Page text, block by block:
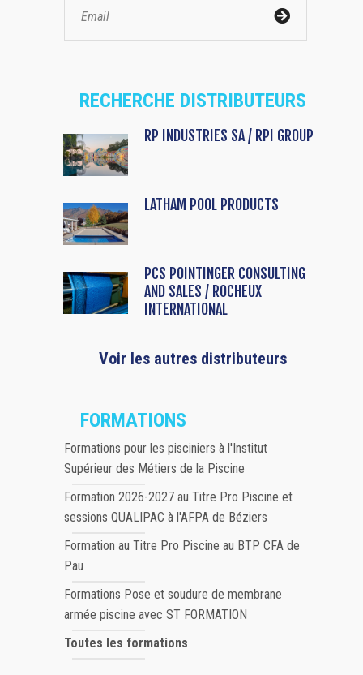
RECHERCHE DISTRIBUTEURS
RP INDUSTRIES SA / RPI GROUP
LATHAM POOL PRODUCTS
PCS POINTINGER CONSULTING
AND SALES / ROCHEUX
INTERNATIONAL
Voir les autres distributeurs
FORMATIONS
Formations pour les pisciniers à l'Institut
Supérieur des Métiers de la Piscine
Formation 2026-2027 au Titre Pro Piscine et
sessions QUALIPAC à l'AFPA de Béziers
Formation au Titre Pro Piscine au BTP CFA de
Pau
Formations Pose et soudure de membrane
armée piscine avec ST FORMATION
Toutes les formations